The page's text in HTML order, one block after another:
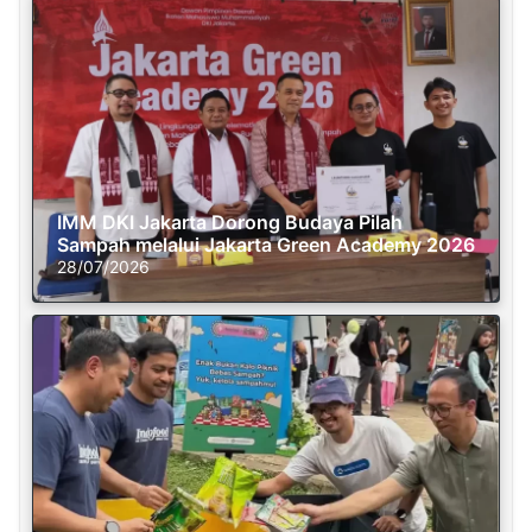
IMM DKI Jakarta Dorong Budaya Pilah
Sampah melalui Jakarta Green Academy 2026
28/07/2026